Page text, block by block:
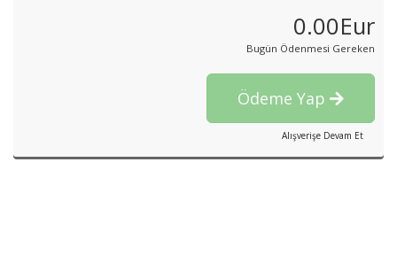
0.00Eur
Bugün Ödenmesi Gereken
Ödeme Yap
Alışverişe Devam Et